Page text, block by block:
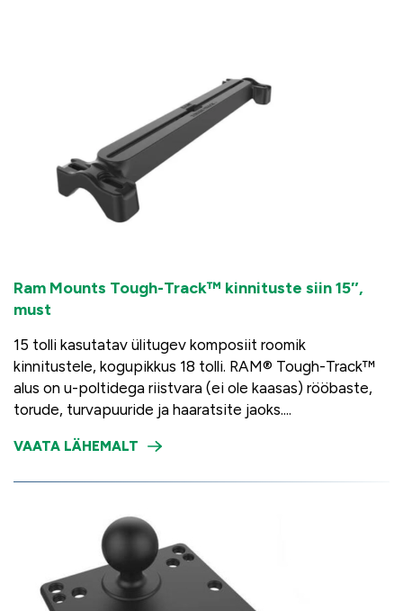
Ram Mounts Tough-Track™ kinnituste siin 15″,
must
15 tolli kasutatav ülitugev komposiit roomik
kinnitustele, kogupikkus 18 tolli. RAM® Tough-Track™
alus on u-poltidega riistvara (ei ole kaasas) rööbaste,
torude, turvapuuride ja haaratsite jaoks....
VAATA LÄHEMALT